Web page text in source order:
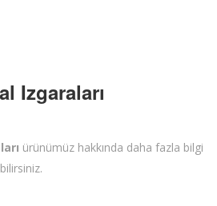
Izgaraları
ürünümüz hakkında daha fazla bilgi